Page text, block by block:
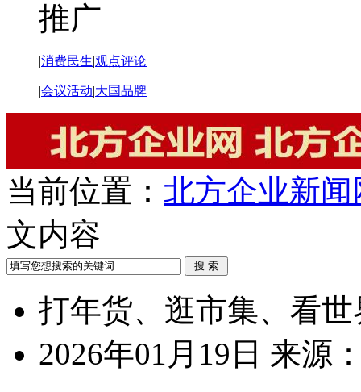
推广
|消费民生|观点评论
|会议活动|大国品牌
当前位置： 北方企业新闻
文内容
打年货、逛市集、看
2026年01月19日 来源